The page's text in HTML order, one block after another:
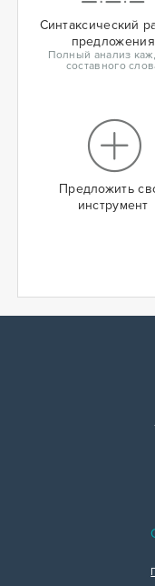
Синтаксический
предложения
Полный анализ
составного
Предложить
инструмент